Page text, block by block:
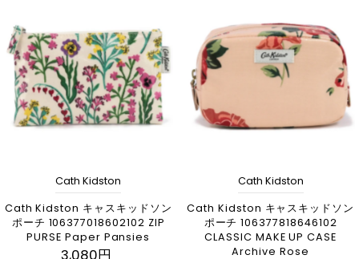
Cath Kidston
Cath Kidston キャスキッドソン
ポーチ 106377018602102 ZIP
PURSE Paper Pansies
3,080円
Cath Kidston
Cath Kidston キャスキッドソン
ポーチ 106377818646102
CLASSIC MAKE UP CASE
Archive Rose